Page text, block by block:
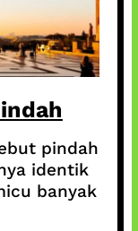
pindah
identik
banyak